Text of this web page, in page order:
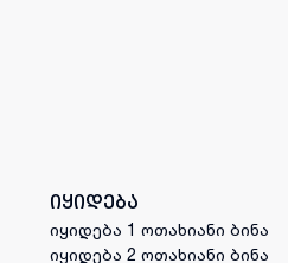
იყიდება
იყიდება 1 ოთახიანი ბინა
იყიდება 2 ოთახიანი ბინა